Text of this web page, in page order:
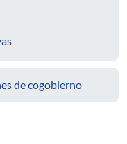
de cogobierno